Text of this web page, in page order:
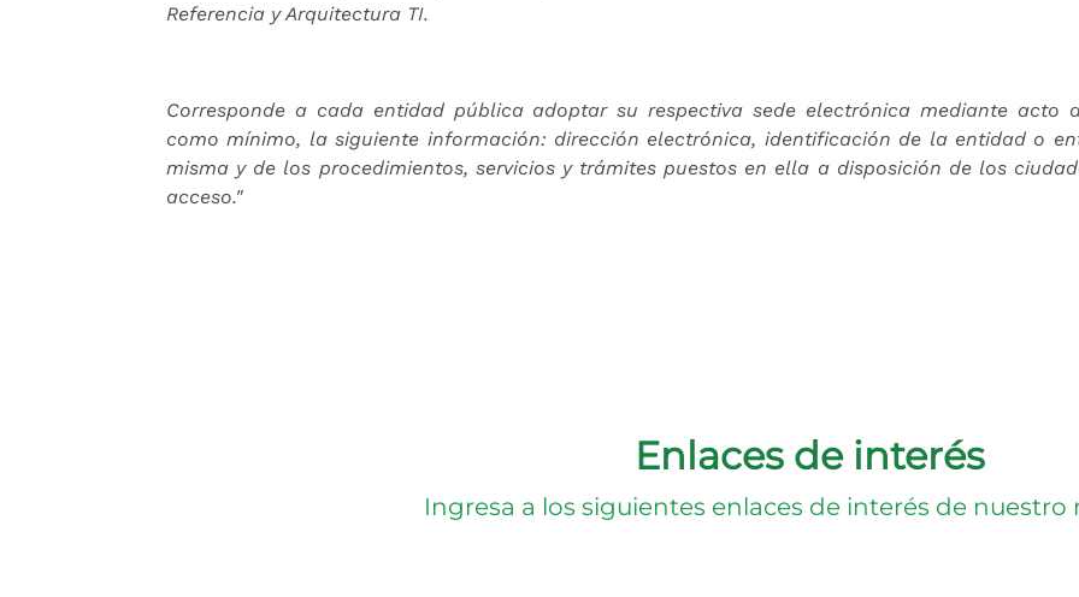
Referencia y Arquitectura TI.
Corresponde a cada entidad pública adoptar su respectiva sede electrónica mediante acto
como mínimo, la siguiente información: dirección electrónica, identificación de la entidad o
misma y de los procedimientos, servicios y trámites puestos en ella a disposición de los
acceso."
Enlaces de interés
Ingresa a los siguientes enlaces de interés de